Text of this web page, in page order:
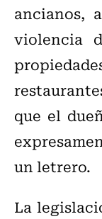
ancianos,
violencia
que el
un letrero.
La